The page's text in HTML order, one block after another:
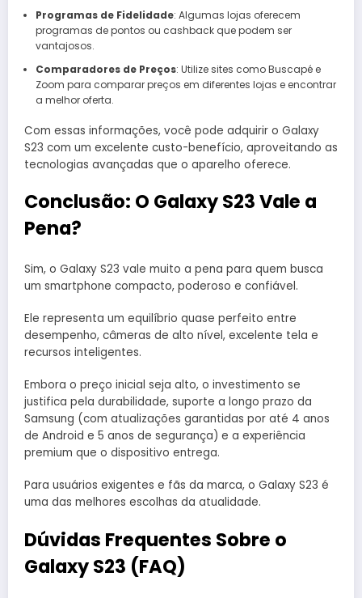
Programas de Fidelidade: Algumas lojas oferecem
programas de pontos ou cashback que podem ser
vantajosos.
Comparadores de Preços: Utilize sites como Buscapé e
Zoom para comparar preços em diferentes lojas e encontrar
a melhor oferta.
Com essas informações, você pode adquirir o Galaxy
S23 com um excelente custo-benefício, aproveitando as
tecnologias avançadas que o aparelho oferece.
Conclusão: O Galaxy S23 Vale a
Pena?
Sim, o Galaxy S23 vale muito a pena para quem busca
um smartphone compacto, poderoso e confiável.
Ele representa um equilíbrio quase perfeito entre
desempenho, câmeras de alto nível, excelente tela e
recursos inteligentes.
Embora o preço inicial seja alto, o investimento se
justifica pela durabilidade, suporte a longo prazo da
Samsung (com atualizações garantidas por até 4 anos
de Android e 5 anos de segurança) e a experiência
premium que o dispositivo entrega.
Para usuários exigentes e fãs da marca, o Galaxy S23 é
uma das melhores escolhas da atualidade.
Dúvidas Frequentes Sobre o
Galaxy S23 (FAQ)